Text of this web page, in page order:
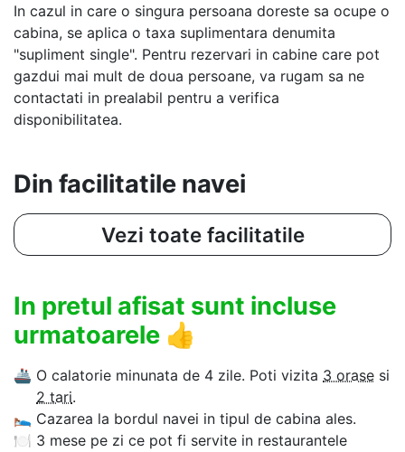
In cazul in care o singura persoana doreste sa ocupe o
cabina, se aplica o taxa suplimentara denumita
"supliment single". Pentru rezervari in cabine care pot
gazdui mai mult de doua persoane, va rugam sa ne
contactati in prealabil pentru a verifica
disponibilitatea.
Din facilitatile navei
Vezi toate facilitatile
In pretul afisat sunt incluse
urmatoarele 👍
🚢 O calatorie minunata de 4 zile. Poti vizita 3 orase si
2 tari.
🛌 Cazarea la bordul navei in tipul de cabina ales.
🍽 3 mese pe zi ce pot fi servite in restaurantele